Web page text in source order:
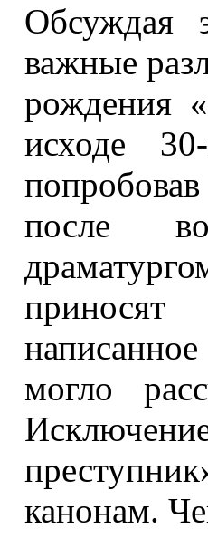
Обсуждая
важные
рождения
исходе
после
могло
канонам.